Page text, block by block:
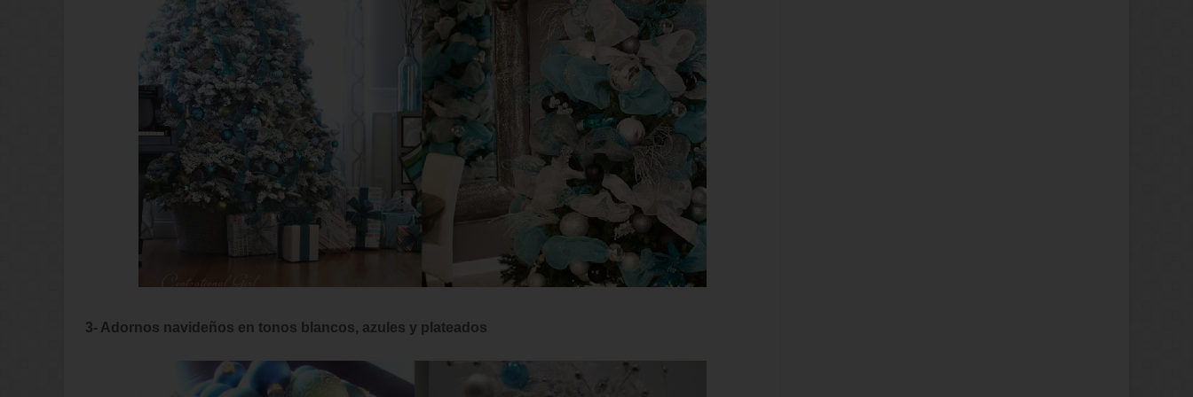
3- Adornos navideños en tonos blancos, azules y plateados